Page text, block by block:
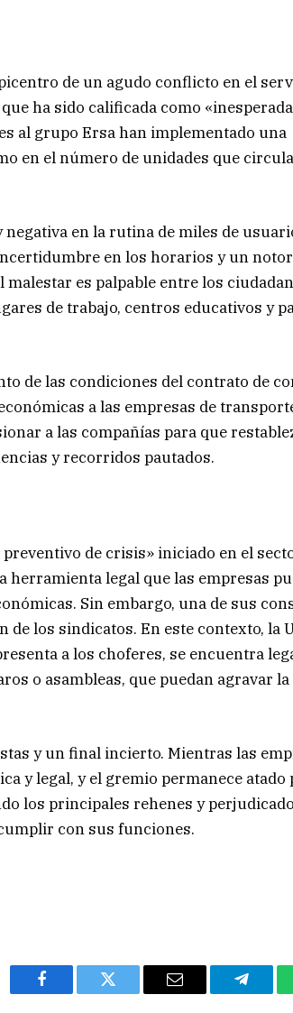
de un agudo conflicto en el
ha sido calificada como
al grupo Ersa han implementado una
en el número de unidades que
en la rutina de miles de
en los horarios y un
es palpable entre los
de trabajo, centros educativos y
de las condiciones del contrato de
a las empresas de
a las compañías para que
y recorridos pautados.
de crisis» iniciado en el
herramienta legal que las empresas
Sin embargo, una de sus
de los sindicatos. En este contexto, la
a los choferes, se encuentra
o asambleas, que puedan agravar la
y un final incierto. Mientras las
y legal, y el gremio permanece atado
los principales rehenes y
con sus funciones.
Facebook Twitter Email